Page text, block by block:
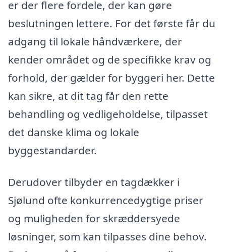
er der flere fordele, der kan gøre
beslutningen lettere. For det første får du
adgang til lokale håndværkere, der
kender området og de specifikke krav og
forhold, der gælder for byggeri her. Dette
kan sikre, at dit tag får den rette
behandling og vedligeholdelse, tilpasset
det danske klima og lokale
byggestandarder.
Derudover tilbyder en tagdækker i
Sjølund ofte konkurrencedygtige priser
og muligheden for skræddersyede
løsninger, som kan tilpasses dine behov.